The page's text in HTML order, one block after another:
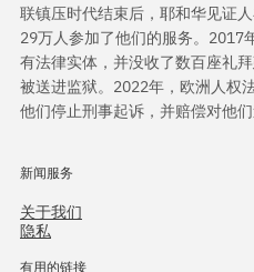
联镇压时代结束后，耶和华见证
29万人参加了他们的服务。2017
有法律实体，并没收了数百座礼
被送进监狱。2022年，欧洲人权
他们停止刑事起诉，并赔偿对他们
新闻服务
关于我们
隐私
有用的链接